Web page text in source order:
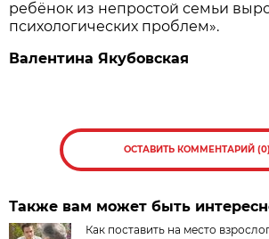
ребёнок из непростой семьи
психологических проблем».
Валентина Якубовская
ОСТАВИТЬ КОММЕНТАРИЙ (0)
Также вам может быть
Как поставить на место